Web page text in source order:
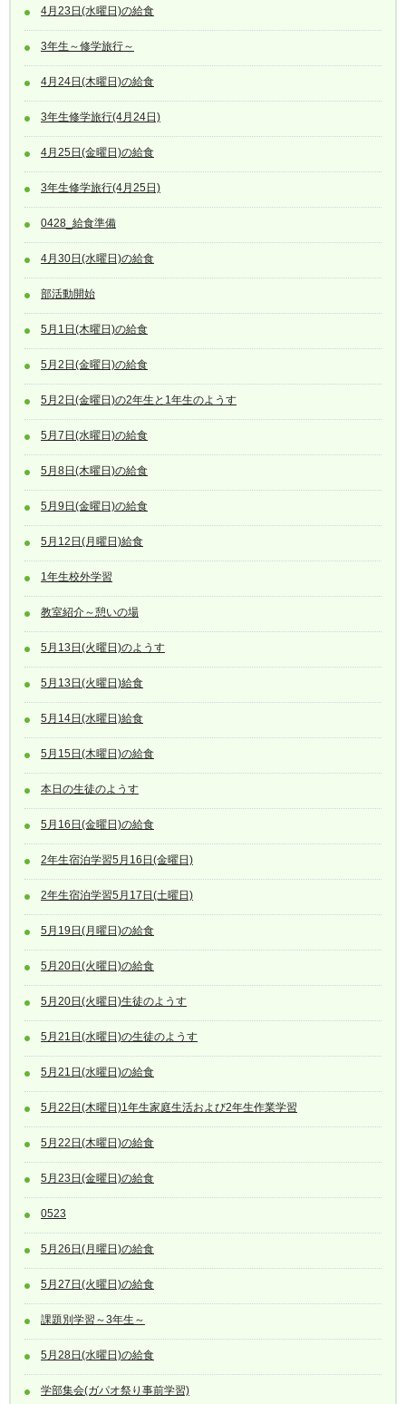
4月23日(水曜日)の給食
3年生～修学旅行～
4月24日(木曜日)の給食
3年生修学旅行(4月24日)
4月25日(金曜日)の給食
3年生修学旅行(4月25日)
0428_給食準備
4月30日(水曜日)の給食
部活動開始
5月1日(木曜日)の給食
5月2日(金曜日)の給食
5月2日(金曜日)の2年生と1年生のようす
5月7日(水曜日)の給食
5月8日(木曜日)の給食
5月9日(金曜日)の給食
5月12日(月曜日)給食
1年生校外学習
教室紹介～憩いの場
5月13日(火曜日)のようす
5月13日(火曜日)給食
5月14日(水曜日)給食
5月15日(木曜日)の給食
本日の生徒のようす
5月16日(金曜日)の給食
2年生宿泊学習5月16日(金曜日)
2年生宿泊学習5月17日(土曜日)
5月19日(月曜日)の給食
5月20日(火曜日)の給食
5月20日(火曜日)生徒のようす
5月21日(水曜日)の生徒のようす
5月21日(水曜日)の給食
5月22日(木曜日)1年生家庭生活および2年生作業学習
5月22日(木曜日)の給食
5月23日(金曜日)の給食
0523
5月26日(月曜日)の給食
5月27日(火曜日)の給食
課題別学習～3年生～
5月28日(水曜日)の給食
学部集会(ガパオ祭り事前学習)